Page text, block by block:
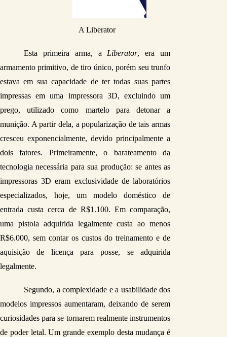
A Liberator
Esta primeira arma, a Liberator, era um
armamento primitivo, de tiro único, porém seu trunfo
estava em sua capacidade de ter todas suas partes
impressas em uma impressora 3D, excluindo um
prego, utilizado como martelo para detonar a
munição. A partir dela, a popularização de tais armas
cresceu exponencialmente, devido principalmente a
dois fatores. Primeiramente, o barateamento da
tecnologia necessária para sua produção: se antes as
impressoras 3D eram exclusividade de laboratórios
especializados, hoje, um modelo doméstico de
entrada custa cerca de R$1.100. Em comparação,
uma pistola adquirida legalmente custa ao menos
R$6.000, sem contar os custos do treinamento e de
aquisição de licença para posse, se adquirida
legalmente.
Segundo, a complexidade e a usabilidade dos
modelos impressos aumentaram, deixando de serem
curiosidades para se tornarem realmente instrumentos
de poder letal. Um grande exemplo desta mudança é